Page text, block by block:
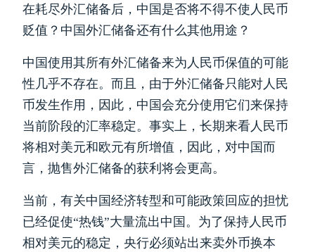
在耗尽外汇储备后，中国是否将不得不使人民币
贬值？中国外汇储备还有什么其他用途？
中国使用其所有外汇储备来为人民币保值的可能
性几乎不存在。而且，由于外汇储备只能对人民
币发生作用，因此，中国会充分使用它们来保持
当前阶段的汇率稳定。事实上，长期来看人民币
将相对美元和欧元有所增值，因此，对中国而
言，抛售外汇储备的获利将会更高。
当前，有关中国经济转型和可能政策回应的担忧
已经促使“热钱”大量流出中国。为了保持人民币
相对美元的稳定，央行必须站出来卖外币换本